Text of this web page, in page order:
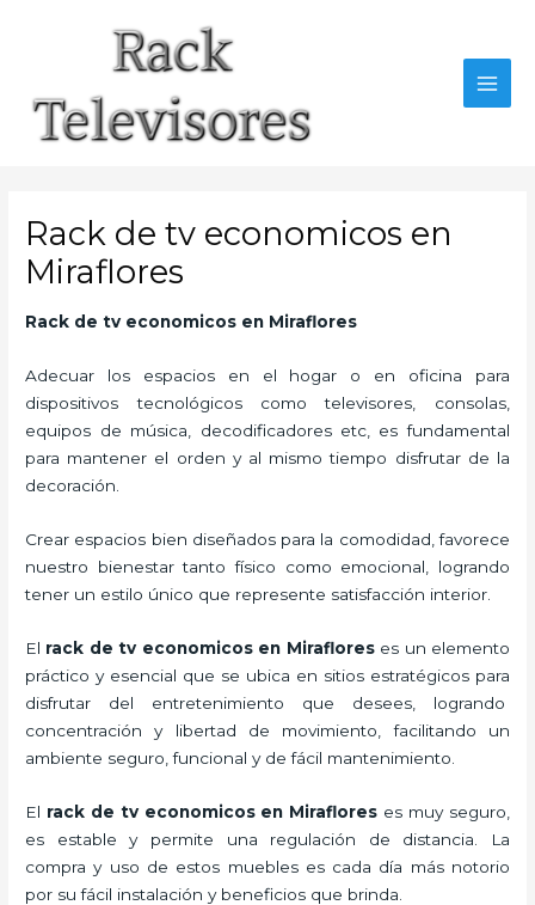
Rack de tv economicos en
Miraflores
Rack de tv economicos en Miraflores
Adecuar los espacios en el hogar o en oficina para
dispositivos tecnológicos como televisores, consolas,
equipos de música, decodificadores etc, es fundamental
para mantener el orden y al mismo tiempo disfrutar de la
decoración.
Crear espacios bien diseñados para la comodidad, favorece
nuestro bienestar tanto físico como emocional, logrando
tener un estilo único que represente satisfacción interior.
El rack de tv economicos en Miraflores es un elemento
práctico y esencial que se ubica en sitios estratégicos para
disfrutar del entretenimiento que desees, logrando
concentración y libertad de movimiento, facilitando un
ambiente seguro, funcional y de fácil mantenimiento.
El rack de tv economicos en Miraflores es muy seguro,
es estable y permite una regulación de distancia. La
compra y uso de estos muebles es cada día más notorio
por su fácil instalación y beneficios que brinda.